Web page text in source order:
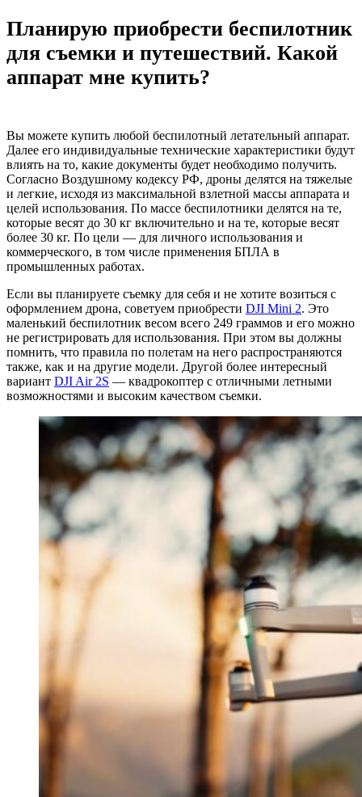
Планирую приобрести беспилотник
для съемки и путешествий. Какой
аппарат мне купить?
Вы можете купить любой беспилотный летательный аппарат.
Далее его индивидуальные технические характеристики будут
влиять на то, какие документы будет необходимо получить.
Согласно Воздушному кодексу РФ, дроны делятся на тяжелые
и легкие, исходя из максимальной взлетной массы аппарата и
целей использования. По массе беспилотники делятся на те,
которые весят до 30 кг включительно и на те, которые весят
более 30 кг. По цели — для личного использования и
коммерческого, в том числе применения БПЛА в
промышленных работах.
Если вы планируете съемку для себя и не хотите возиться с
оформлением дрона, советуем приобрести DJI Mini 2. Это
маленький беспилотник весом всего 249 граммов и его можно
не регистрировать для использования. При этом вы должны
помнить, что правила по полетам на него распространяются
также, как и на другие модели. Другой более интересный
вариант DJI Air 2S — квадрокоптер с отличными летными
возможностями и высоким качеством съемки.